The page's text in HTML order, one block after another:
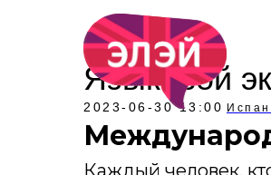
Языковой
2023-06-30 13:00
Каждый человек,